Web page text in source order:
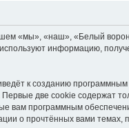
«мы», «наш», «Белый
информацию,
к созданию
две cookie содержат
вам программным
о прочтённых вами